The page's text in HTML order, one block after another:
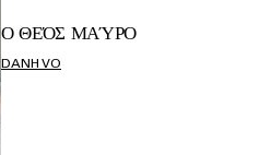
Ο ΘΕΌΣ ΜΑΎΡΟ
DANH VO